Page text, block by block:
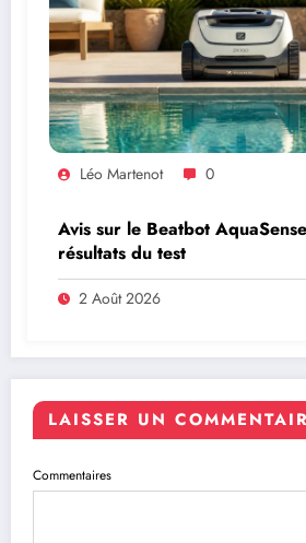
Léo Martenot 0
Avis sur le Beatbot
résultats du test
2 Août 2026
LAISSER UN
Commentaires